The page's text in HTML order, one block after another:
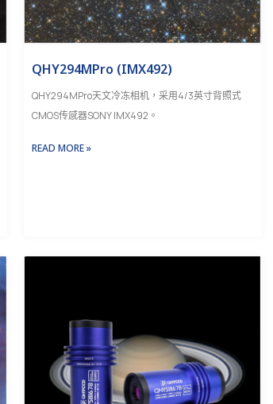
QHY294MPro (IMX492)
QHY294MPro天文冷冻相机，采用4/3英寸背照式
CMOS传感器SONY IMX492。
READ MORE »